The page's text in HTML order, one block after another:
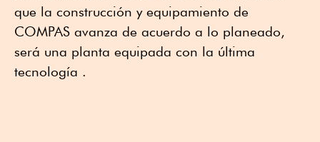
que la construcción y equipamiento de
COMPAS avanza de acuerdo a lo planeado,
será una planta equipada con la última
tecnología .